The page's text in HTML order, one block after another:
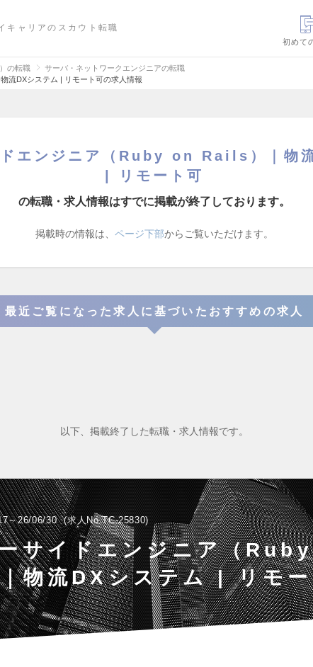
キャリアのスカウト転職
初めて
の転職
サーバ・ネットワークエンジニアの転職
流DXシステム | リモート可の求人情報
ドエンジニア（Ruby on Rails）｜物
| リモート可
の転職・求人情報はすでに掲載が終了しております。
掲載時の情報は、 ページ下部からご覧いただけます。
最近ご覧になった求人に基づいたおすすめの求人
以下、掲載終了した転職・求人情報です。
～26/06/30 求人No.TC-25830
サイドエンジニア（
物流DXシステム | リモ